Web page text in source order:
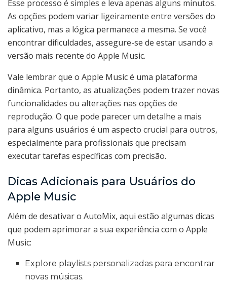
Esse processo é simples e leva apenas alguns minutos.
As opções podem variar ligeiramente entre versões do
aplicativo, mas a lógica permanece a mesma. Se você
encontrar dificuldades, assegure-se de estar usando a
versão mais recente do Apple Music.
Vale lembrar que o Apple Music é uma plataforma
dinâmica. Portanto, as atualizações podem trazer novas
funcionalidades ou alterações nas opções de
reprodução. O que pode parecer um detalhe a mais
para alguns usuários é um aspecto crucial para outros,
especialmente para profissionais que precisam
executar tarefas específicas com precisão.
Dicas Adicionais para Usuários do
Apple Music
Além de desativar o AutoMix, aqui estão algumas dicas
que podem aprimorar a sua experiência com o Apple
Music:
Explore playlists personalizadas para encontrar
novas músicas.